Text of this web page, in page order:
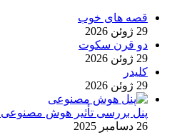
قصه های خوب
29 ژوئن 2026
دو قرن سکوت
29 ژوئن 2026
کلیدر
29 ژوئن 2026
پنل بررسی تأثیر هوش مصنوعی
26 دسامبر 2025